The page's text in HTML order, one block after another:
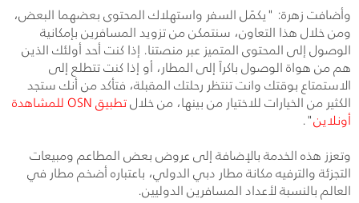
وأضافت زهرة: "يكمًل السفر واستهلاك المحتوى بعضهما البعض،
ومن خلال هذا التعاون، سنتمكن من تزويد المسافرين بإمكانية
الوصول إلى المحتوى المتميز عبر منصتنا. إذا كنت أحد أولئك الذين
هم من هواة الوصول باكراً إلى المطار، أو إذا كنت تتطلع إلى
الاستمتاع بوقتك وانت تنتظر رحلتك المقبلة، فتأكد من أنك ستجد
الكثير من الخيارات للاختيار من بينها، من خلالتطبيقOSNللمشاهدة
أونلاين".
وتعزز هذه الخدمة بالإضافة إلى عروض بعض المطاعم ومبيعات
التجزئة والترفيه مكانة مطار دبي الدولي، باعتباره أضخم مطار في
العالم بالنسبة لأعداد المسافرين الدوليين.